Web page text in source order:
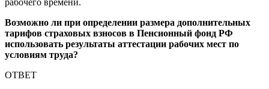
Возможно ли при определении размера дополнительных
тарифов страховых взносов в Пенсионный фонд РФ
использовать результаты аттестации рабочих мест по
условиям труда?
ОТВЕТ